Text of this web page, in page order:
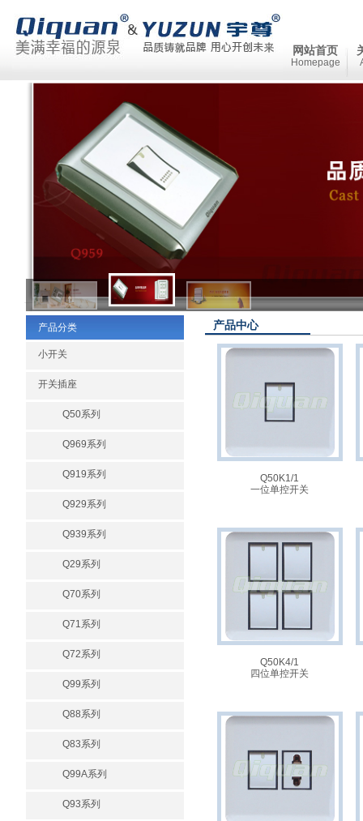
网站首页
Homepage
产品分类
小开关
开关插座
Q50系列
Q969系列
Q919系列
Q929系列
Q939系列
Q29系列
Q70系列
Q71系列
Q72系列
Q99系列
Q88系列
Q83系列
Q99A系列
Q93系列
产品中心
Q50K1/1
一位单控开关
Q50K4/1
四位单控开关